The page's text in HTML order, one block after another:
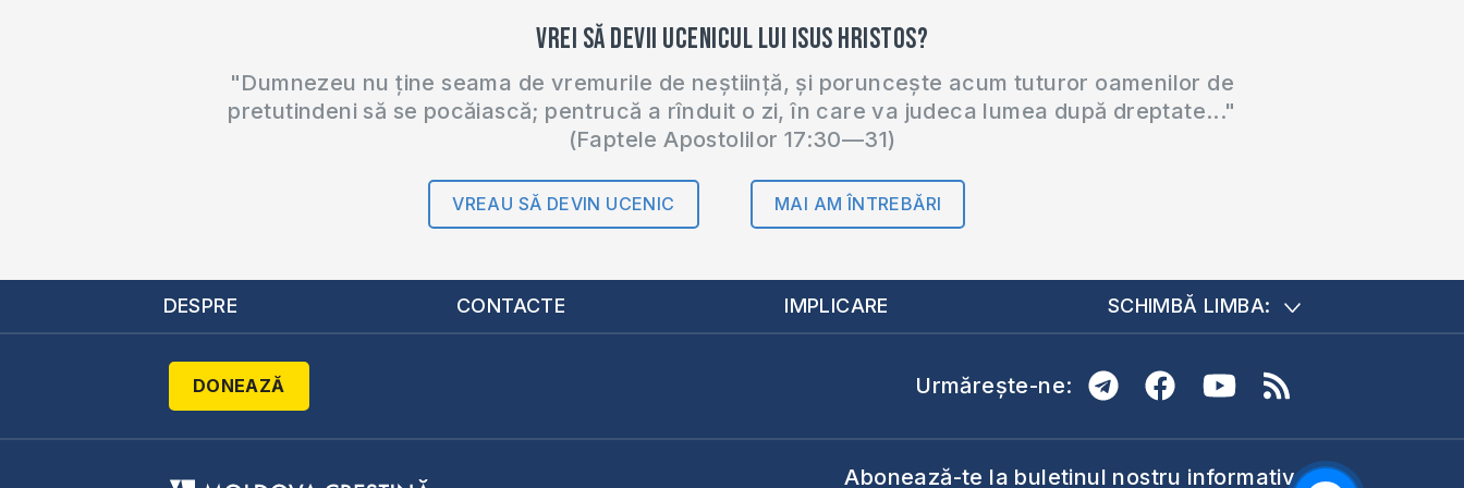
Vrei să devii ucenicul lui Isus Hristos?
"Dumnezeu nu ține seama de vremurile de neștiință, și poruncește acum tuturor oamenilor de
pretutindeni să se pocăiască; pentrucă a rînduit o zi, în care va judeca lumea după dreptate..."
(Faptele Apostolilor 17:30—31)
VREAU SĂ DEVIN UCENIC MAI AM ÎNTREBĂRI
DESPRE CONTACTE IMPLICARE SCHIMBĂ LIMBA:
DONEAZĂ Urmărește-ne:
Abonează-te la buletinul nostru informativ